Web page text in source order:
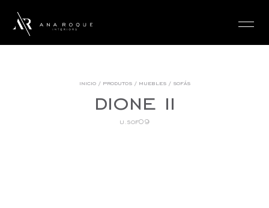
inicio/ produtos/ muebles/ sofás
dione ii
u.sof09